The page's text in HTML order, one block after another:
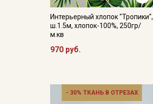
Интерьерный хлопок "Тропики",
ш.1.5м, хлопок-100%, 250гр/
м.кв
970 руб.
- 30% ТКАНЬ В ОТРЕЗАХ